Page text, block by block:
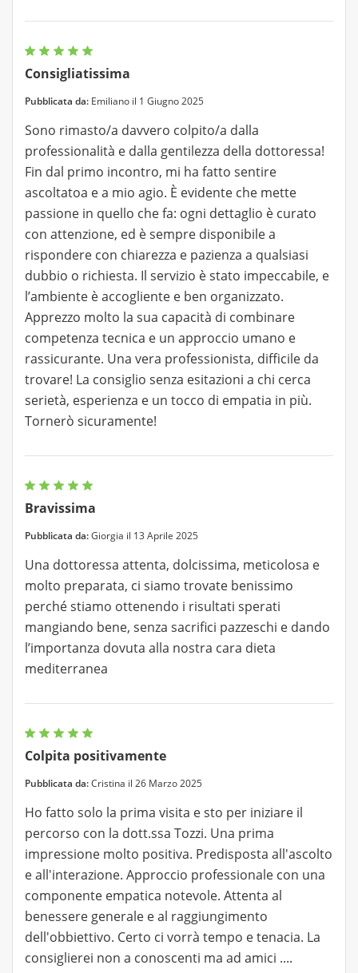
Consigliatissima
Pubblicata da: Emiliano il 1 Giugno 2025
Sono rimasto/a davvero colpito/a dalla
professionalità e dalla gentilezza della dottoressa!
Fin dal primo incontro, mi ha fatto sentire
ascoltatoa e a mio agio. È evidente che mette
passione in quello che fa: ogni dettaglio è curato
con attenzione, ed è sempre disponibile a
rispondere con chiarezza e pazienza a qualsiasi
dubbio o richiesta. Il servizio è stato impeccabile, e
l’ambiente è accogliente e ben organizzato.
Apprezzo molto la sua capacità di combinare
competenza tecnica e un approccio umano e
rassicurante. Una vera professionista, difficile da
trovare! La consiglio senza esitazioni a chi cerca
serietà, esperienza e un tocco di empatia in più.
Tornerò sicuramente!
Bravissima
Pubblicata da:Giorgia il 13 Aprile 2025
Una dottoressa attenta, dolcissima, meticolosa e
molto preparata, ci siamo trovate benissimo
perché stiamo ottenendo i risultati sperati
mangiando bene, senza sacrifici pazzeschi e dando
l’importanza dovuta alla nostra cara dieta
mediterranea
Colpita positivamente
Pubblicata da:Cristina il 26 Marzo 2025
Ho fatto solo la prima visita e sto per iniziare il
percorso con la dott.ssa Tozzi. Una prima
impressione molto positiva. Predisposta all'ascolto
e all'interazione. Approccio professionale con una
componente empatica notevole. Attenta al
benessere generale e al raggiungimento
dell'obbiettivo. Certo ci vorrà tempo e tenacia. La
consiglierei non a conoscenti ma ad amici ....